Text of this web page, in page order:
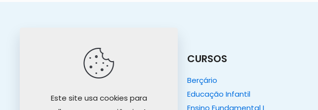
O COLÉGIO
Nosso Propósito
CURSOS
Berçário
Educação Infantil
Este site usa cookies para